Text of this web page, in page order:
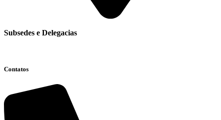
Subsedes e Delegacias
Contatos